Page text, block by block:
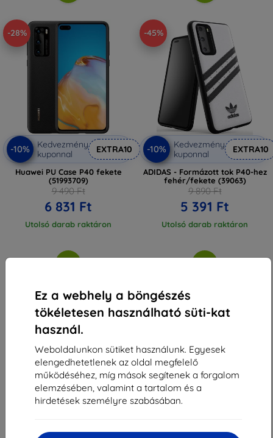
Ez a webhely a böngészés
tökéletesen használható süti-kat
használ.
Weboldalunkon sütiket használunk. Egyesek
elengedhetetlenek az oldal megfelelő
működéséhez, míg mások segítenek a forgalom
elemzésében, valamint a tartalom és a
hirdetések személyre szabásában.
-28%
-10%
Kedvezmény
kuponnal
EXTRA10
Huawei PU Case P40 fekete
(51993709)
9 490 Ft
6 831 Ft
Utolsó darab raktáron
-45%
-10%
Kedvezmény
kuponnal
EXTRA10
ADIDAS - Formázott tok P40-hez
fehér/fekete (39063)
9 890 Ft
5 391 Ft
Utolsó darab raktáron
Összes találat4.